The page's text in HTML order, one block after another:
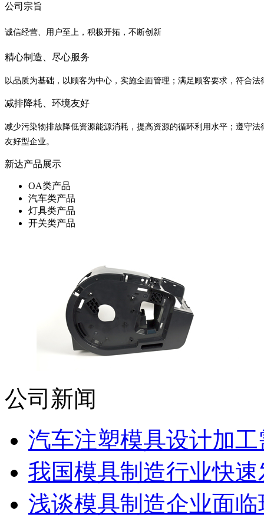
公司宗旨
诚信经营、用户至上，积极开拓，不断创新
精心制造、尽心服务
以品质为基础，以顾客为中心，实施全面管理；满足顾客要求，符合
减排降耗、环境友好
减少污染物排放降低资源能源消耗，提高资源的循环利用水平；遵守
友好型企业。
新达产品展示
OA类产品
汽车类产品
灯具类产品
开关类产品
公司新闻
汽车注塑模具设计加
我国模具制造行业快
浅谈模具制造企业面